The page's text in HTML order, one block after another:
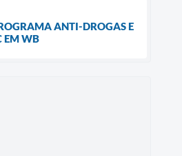
ANTI-DROGAS E
EM WB